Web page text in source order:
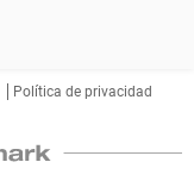
Política de privacidad